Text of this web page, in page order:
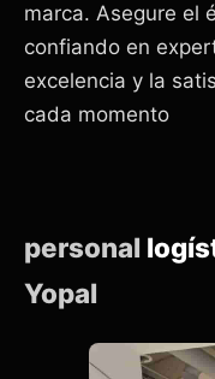
marca. Asegure el
confiando en
excelencia y la
cada momento
personal
Yopal